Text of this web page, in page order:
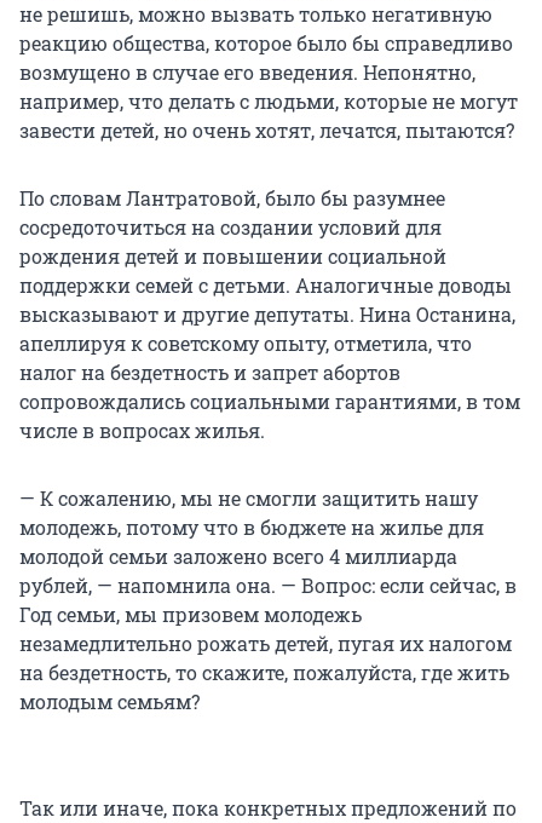
не решишь, можно вызвать только негативную
реакцию общества, которое было бы справедливо
возмущено в случае его введения. Непонятно,
например, что делать с людьми, которые не могут
завести детей, но очень хотят, лечатся, пытаются?
По словам Лантратовой, было бы разумнее
сосредоточиться на создании условий для
рождения детей и повышении социальной
поддержки семей с детьми. Аналогичные доводы
высказывают и другие депутаты. Нина Останина,
апеллируя к советскому опыту, отметила, что
налог на бездетность и запрет абортов
сопровождались социальными гарантиями, в том
числе в вопросах жилья.
— К сожалению, мы не смогли защитить нашу
молодежь, потому что в бюджете на жилье для
молодой семьи заложено всего 4 миллиарда
рублей, — напомнила она. — Вопрос: если сейчас, в
Год семьи, мы призовем молодежь
незамедлительно рожать детей, пугая их налогом
на бездетность, то скажите, пожалуйста, где жить
молодым семьям?
Так или иначе, пока конкретных предложений по